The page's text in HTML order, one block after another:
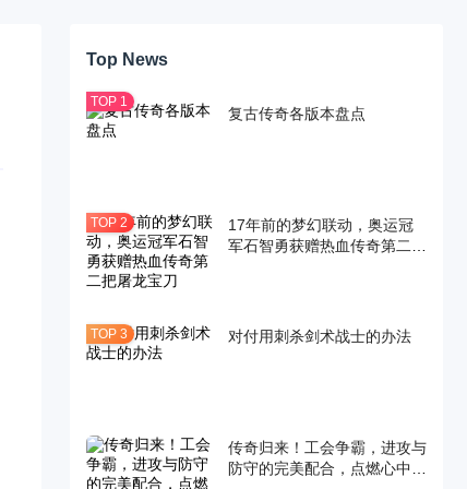
Top News
复古传奇各版本盘点
17年前的梦幻联动，奥运冠
军石智勇获赠热血传奇第二把
对付用刺杀剑术战士的办法
传奇归来！工会争霸，进攻与
防守的完美配合，点燃心中的